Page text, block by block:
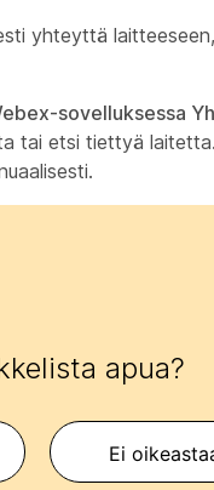
yhteyttä
sovelluksessa
tai etsi tiettyä
apua?
Ei